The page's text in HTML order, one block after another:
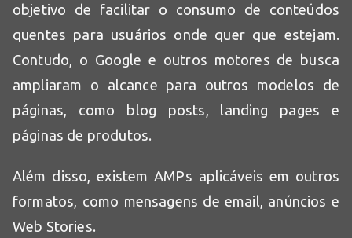
objetivo de facilitar o consumo de conteúdos
quentes para usuários onde quer que estejam.
Contudo, o Google e outros motores de busca
ampliaram o alcance para outros modelos de
páginas, como blog posts, landing pages e
páginas de produtos.
Além disso, existem AMPs aplicáveis em outros
formatos, como mensagens de email, anúncios e
Web Stories.